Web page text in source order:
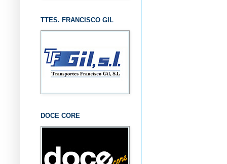
TTES. FRANCISCO GIL
DOCE CORE